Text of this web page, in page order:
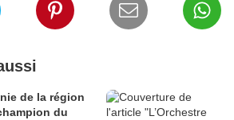
de la région
du